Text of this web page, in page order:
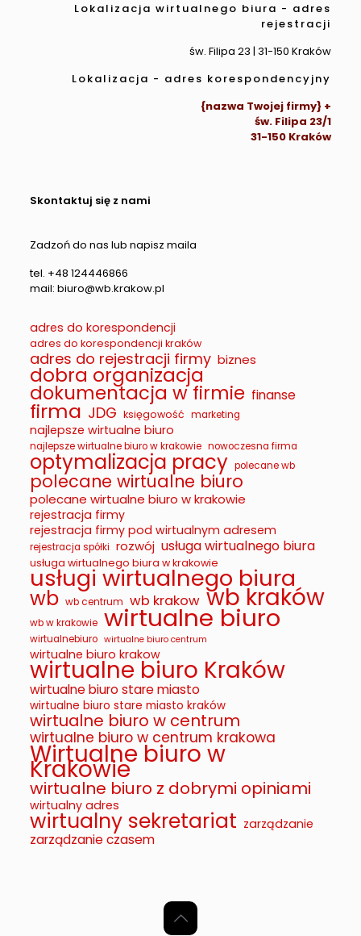
Lokalizacja wirtualnego biura - adres
rejestracji
św. Filipa 23 | 31-150 Kraków
Lokalizacja - adres korespondencyjny
{nazwa Twojej firmy} +
św. Filipa 23/1
31-150 Kraków
Skontaktuj się z nami
Zadzoń do nas lub napisz maila
tel. +48 124446866
mail: biuro@wb.krakow.pl
adres do korespondencji
adres do korespondencji kraków
adres do rejestracji firmy biznes
dobra organizacja
dokumentacja w firmie finanse
firma JDG księgowość marketing
najlepsze wirtualne biuro
najlepsze wirtualne biuro w krakowie nowoczesna firma
optymalizacja pracy polecane wb
polecane wirtualne biuro
polecane wirtualne biuro w krakowie
rejestracja firmy
rejestracja firmy pod wirtualnym adresem
rejestracja spółki rozwój usługa wirtualnego biura
usługa wirtualnego biura w krakowie
usługi wirtualnego biura
wb wb centrum wb krakow wb kraków
wb w krakowie wirtualne biuro
wirtualnebiuro wirtualne biuro centrum
wirtualne biuro krakow
wirtualne biuro Kraków
wirtualne biuro stare miasto
wirtualne biuro stare miasto kraków
wirtualne biuro w centrum
wirtualne biuro w centrum krakowa
Wirtualne biuro w
Krakowie
wirtualne biuro z dobrymi opiniami
wirtualny adres
wirtualny sekretariat zarządzanie
zarządzanie czasem